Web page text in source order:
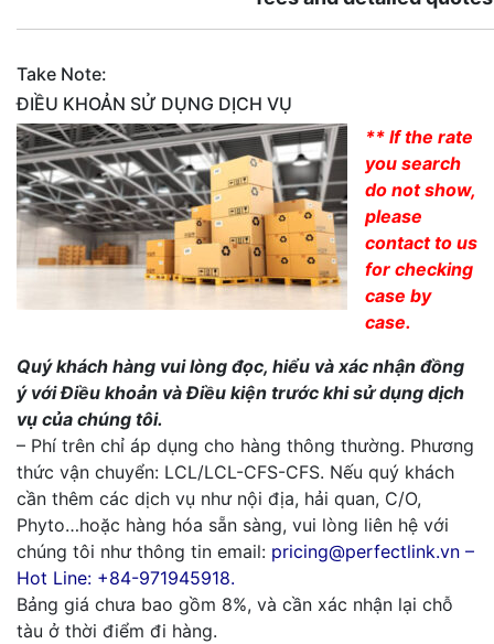
Take Note:
ĐIỀU KHOẢN SỬ DỤNG DỊCH VỤ
** If the rate
you search
do not show,
please
contact to us
for checking
case by
case.
Quý khách hàng vui lòng đọc, hiểu và xác nhận đồng
ý với Điều khoản và Điều kiện trước khi sử dụng dịch
vụ của chúng tôi.
– Phí trên chỉ áp dụng cho hàng thông thường. Phương
thức vận chuyển: LCL/LCL-CFS-CFS. Nếu quý khách
cần thêm các dịch vụ như nội địa, hải quan, C/O,
Phyto…hoặc hàng hóa sẵn sàng, vui lòng liên hệ với
chúng tôi như thông tin email: pricing@perfectlink.vn –
Hot Line: +84-971945918.
Bảng giá chưa bao gồm 8%, và cần xác nhận lại chỗ
tàu ở thời điểm đi hàng.